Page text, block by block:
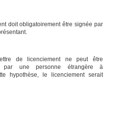
doit obligatoirement être signée par
de licenciement ne peut être
par une personne étrangère à
hypothèse, le licenciement serait